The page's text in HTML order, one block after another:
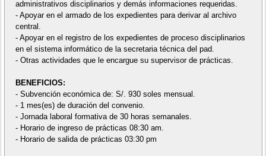
administrativos disciplinarios y demás informaciones requeridas.
- Apoyar en el armado de los expedientes para derivar al archivo
central.
- Apoyar en el registro de los expedientes de proceso disciplinarios
en el sistema informático de la secretaria técnica del pad.
- Otras actividades que le encargue su supervisor de prácticas.
BENEFICIOS:
- Subvención económica de: S/. 930 soles mensual.
- 1 mes(es) de duración del convenio.
- Jornada laboral formativa de 30 horas semanales.
- Horario de ingreso de prácticas 08:30 am.
- Horario de salida de prácticas 03:30 pm